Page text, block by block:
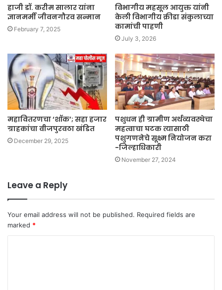
हाजी डॉ. करीम सालार यांना
ज्ञानमर्मी जीवनगौरव सन्मान
February 7, 2025
विभागीय महसूल आयुक्त यांनी
केली विभागीय क्रीडा संकुलाच्या
कामांची पाहणी
July 3, 2026
महावितरणचा ‘शॉक’; सहा हजार
ग्राहकांचा वीजपुरवठा खंडित
December 29, 2025
पशुधन ही ग्रामीण अर्थव्यवस्थेचा
महत्वाचा घटक त्यासाठी
पशुगणनेचे सूक्ष्म नियोजन करा
-जिल्हाधिकारी
November 27, 2024
Leave a Reply
Your email address will not be published. Required fields are
marked *